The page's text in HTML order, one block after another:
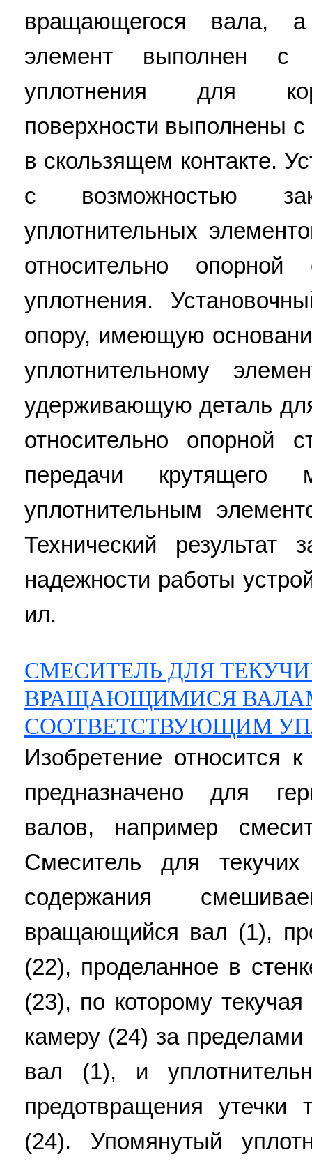
вращающегося вала, а
элемент выполнен с
уплотнения для
поверхности выполнены
в скользящем контакте.
с возможностью
уплотнительных
относительно опорной
уплотнения.
опору, имеющую
уплотнительному
удерживающую деталь
относительно опорной
передачи
уплотнительным
Технический результат
надежности работы
ил.
СМЕСИТЕЛЬ ДЛЯ
ВРАЩАЮЩИМИСЯ
СООТВЕТСТВУЮЩИМ
Изобретение относится
предназначено для
валов, например
Смеситель для
содержания
вращающийся вал (1),
(22), проделанное в
(23), по которому
камеру (24) за
вал (1), и
предотвращения
(24). Упомянутый